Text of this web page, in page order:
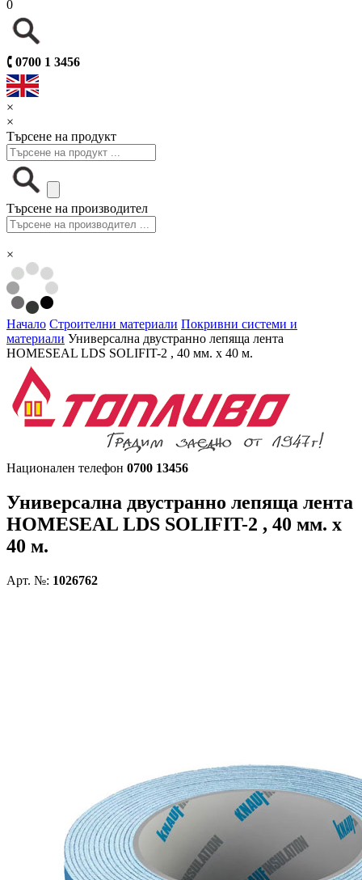
0
🕻 0700 1 3456
×
×
Търсене на продукт
Търсене на производител
×
Начало Строителни материали Покривни системи и
материали Универсална двустранно лепяща лента
HOMESEAL LDS SOLIFIT-2 , 40 мм. х 40 м.
Национален телефон 0700 13456
Универсална двустранно лепяща лента
HOMESEAL LDS SOLIFIT-2 , 40 мм. х
40 м.
Арт. №: 1026762